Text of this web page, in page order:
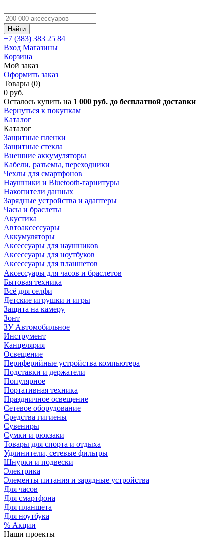
Найти
+7 (383) 383 25 84
Вход Магазины
Корзина
Мой заказ
Оформить заказ
Товары (0)
0 руб.
Осталось купить на 1 000 руб. до бесплатной доставки
Вернуться к покупкам
Каталог
Каталог
Защитные пленки
Защитные стекла
Внешние аккумуляторы
Кабели, разъемы, переходники
Чехлы для смартфонов
Наушники и Bluetooth-гарнитуры
Накопители данных
Зарядные устройства и адаптеры
Часы и браслеты
Акустика
Автоаксессуары
Аккумуляторы
Аксессуары для наушников
Аксессуары для ноутбуков
Аксессуары для планшетов
Аксессуары для часов и браслетов
Бытовая техника
Всё для селфи
Детские игрушки и игры
Защита на камеру
Зонт
ЗУ Автомобильное
Инструмент
Канцелярия
Освещение
Периферийные устройства компьютера
Подставки и держатели
Популярное
Портативная техника
Праздничное освещение
Сетевое оборудование
Средства гигиены
Сувениры
Сумки и рюкзаки
Товары для спорта и отдыха
Удлинители, сетевые фильтры
Шнурки и подвески
Электрика
Элементы питания и зарядные устройства
Для часов
Для смартфона
Для планшета
Для ноутбука
% Акции
Наши проекты